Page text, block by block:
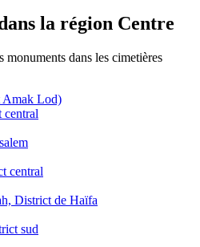
la région Centre
monuments dans les cimetières
Amak Lod)
central
central
District de Haïfa
sud